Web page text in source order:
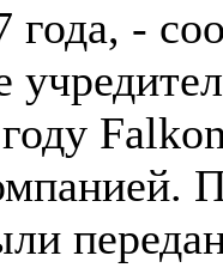
года, -